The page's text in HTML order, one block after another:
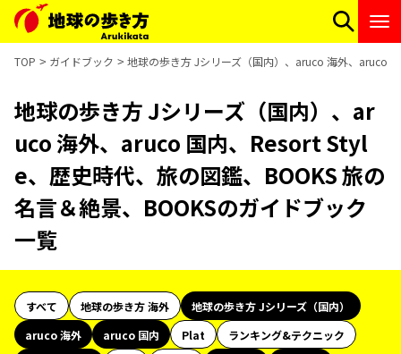
TOP ガイドブック 地球の歩き方 Jシリーズ（国内）、aruco 海外、aruco
地球の歩き方 Jシリーズ（国内）、ar
uco 海外、aruco 国内、Resort Styl
e、歴史時代、旅の図鑑、BOOKS 旅の
名言＆絶景、BOOKSのガイドブック
一覧
すべて 地球の歩き方 海外
地球の歩き方 Jシリーズ（国内）
aruco 海外
aruco 国内 Plat
ランキング&テクニック